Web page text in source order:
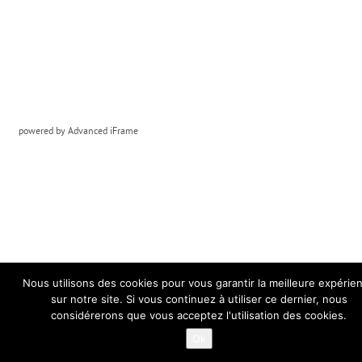
powered by Advanced iFrame
Nous utilisons des cookies pour vous garantir la meilleure
sur notre site. Si vous continuez à utiliser ce dernier, nous
considérerons que vous acceptez l'utilisation des cookies.